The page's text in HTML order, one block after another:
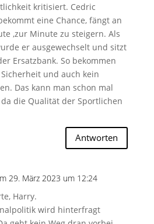
kritisiert. Cedric
eine Chance, fängt an
,zur Minute zu steigern. Als
er ausgewechselt und sitzt
Ersatzbank. So bekommen
und auch kein
Das kann man schon mal
die Qualität der Sportlichen
Antworten
29. März 2023 um 12:24
Harry.
wird hinterfragt